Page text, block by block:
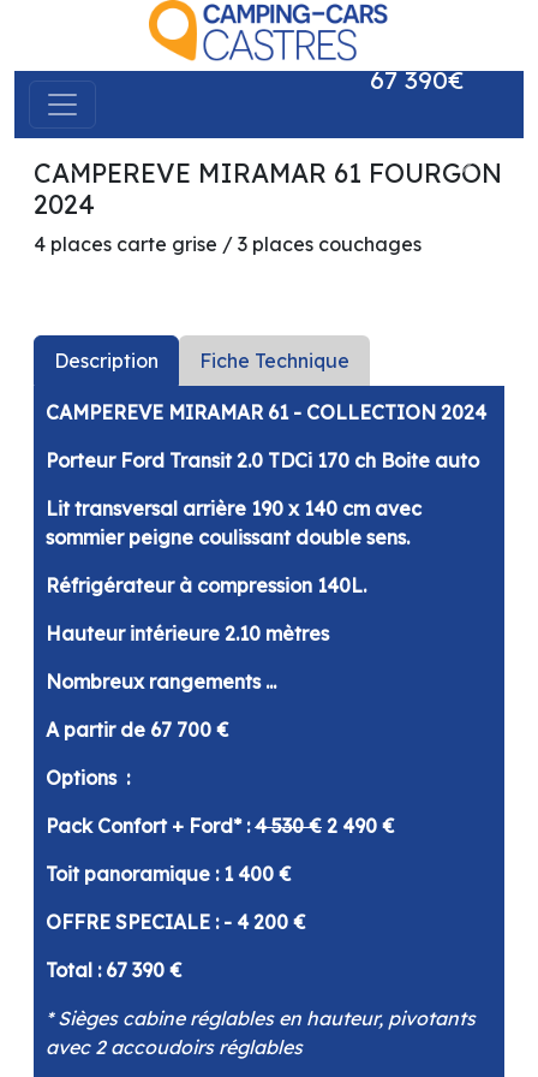
précédent suivant
CAMPEREVE MIRAMAR 61 FOURGON
2024
4 places carte grise / 3 places couchages
67 390€
Description Fiche Technique
CAMPEREVE MIRAMAR 61 - COLLECTION 2024
Porteur Ford Transit 2.0 TDCi 170 ch Boite auto
Lit transversal arrière 190 x 140 cm avec
sommier peigne coulissant double sens.
Réfrigérateur à compression 140L.
Hauteur intérieure 2.10 mètres
Nombreux rangements ...
A partir de 67 700 €
Options :
Pack Confort + Ford* :4 530 € 2 490 €
Toit panoramique : 1 400 €
OFFRE SPECIALE : - 4 200 €
Total : 67 390 €
* Sièges cabine réglables en hauteur, pivotants
avec 2 accoudoirs réglables